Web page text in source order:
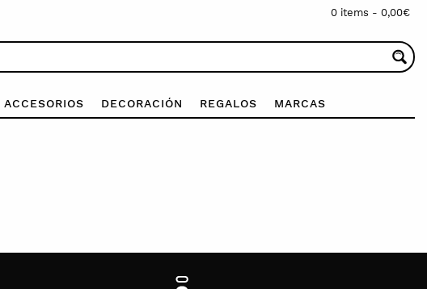
0 items - 0,00€
ACCESORIOS DECORACIÓN REGALOS MARCAS